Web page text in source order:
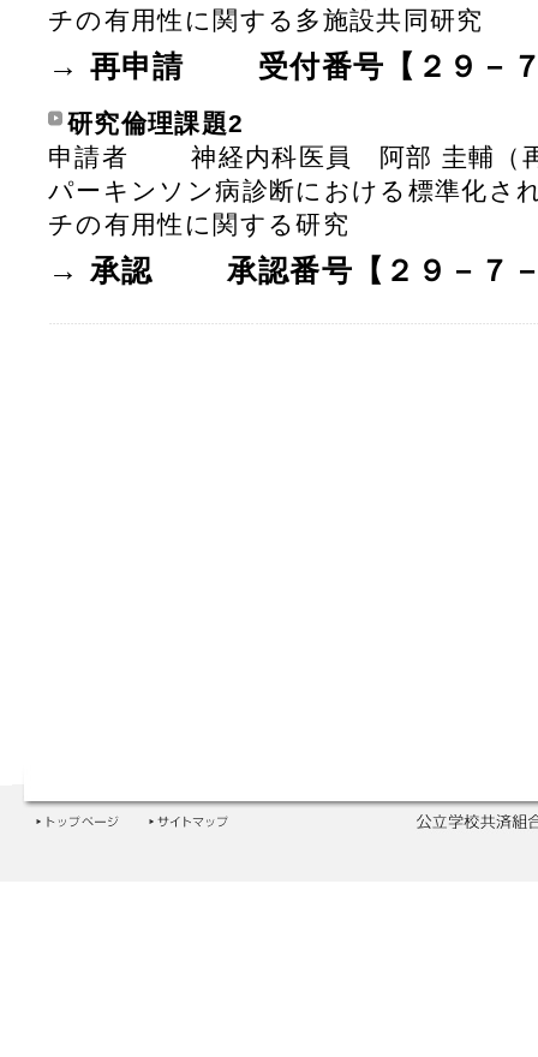
チの有用性に関する多施設共同研究
→ 再申請 受付番号【２９－７
研究倫理課題2
申請者 神経内科医員 阿部 圭輔（
パーキンソン病診断における標準化さ
チの有用性に関する研究
→ 承認 承認番号【２９－７－